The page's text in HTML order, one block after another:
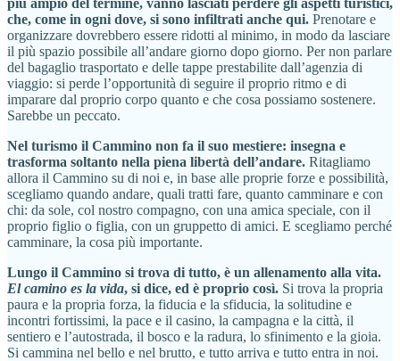
che, come in ogni dove, si sono infiltrati anche qui. Prenotare e
organizzare dovrebbero essere ridotti al minimo, in modo da lasciare
il più spazio possibile all’andare giorno dopo giorno. Per non parlare
del bagaglio trasportato e delle tappe prestabilite dall’agenzia di
viaggio: si perde l’opportunità di seguire il proprio ritmo e di
imparare dal proprio corpo quanto e che cosa possiamo sostenere.
Sarebbe un peccato.
Nel turismo il Cammino non fa il suo mestiere: insegna e
trasforma soltanto nella piena libertà dell’andare. Ritagliamo
allora il Cammino su di noi e, in base alle proprie forze e possibilità,
scegliamo quando andare, quali tratti fare, quanto camminare e con
chi: da sole, col nostro compagno, con una amica speciale, con il
proprio figlio o figlia, con un gruppetto di amici. E scegliamo perché
camminare, la cosa più importante.
Lungo il Cammino si trova di tutto, è un allenamento alla vita.
El camino es la vida, si dice, ed è proprio così. Si trova la propria
paura e la propria forza, la fiducia e la sfiducia, la solitudine e
incontri fortissimi, la pace e il casino, la campagna e la città, il
sentiero e l’autostrada, il bosco e la radura, lo sfinimento e la gioia.
Si cammina nel bello e nel brutto, e tutto arriva e tutto entra in noi.